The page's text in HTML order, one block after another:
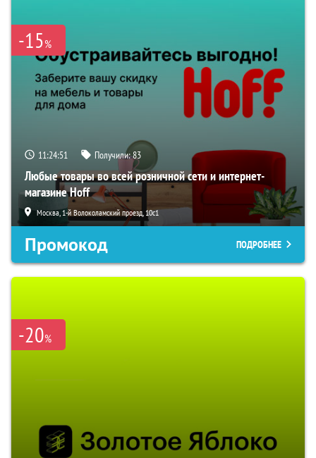
-15%
11:24:50 Получили:83
Любые товары во всей розничной сети и интернет-
магазине Hoff
Москва, 1-й Волоколамский проезд, 10с1
Промокод ПОДРОБНЕЕ
-20%